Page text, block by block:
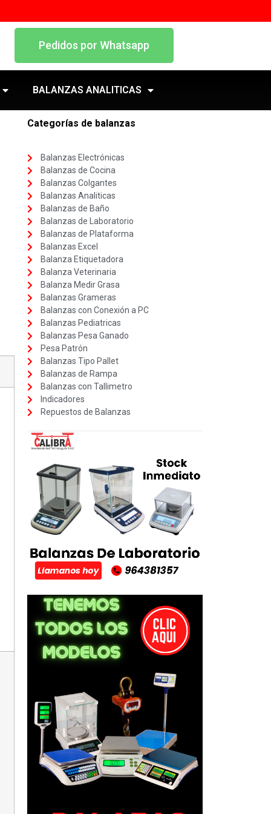
Pedidos por Whatsapp
BALANZAS ANALITICAS
Categorías de balanzas
Balanzas Electrónicas
Balanzas de Cocina
Balanzas Colgantes
Balanzas Analiticas
Balanzas de Baño
Balanzas de Laboratorio
Balanzas de Plataforma
Balanzas Excel
Balanza Etiquetadora
Balanza Veterinaria
Balanza Medir Grasa
Balanzas Grameras
Balanzas con Conexión a PC
Balanzas Pediatricas
Balanzas Pesa Ganado
Pesa Patrón
Balanzas Tipo Pallet
Balanzas de Rampa
Balanzas con Tallimetro
Indicadores
Repuestos de Balanzas